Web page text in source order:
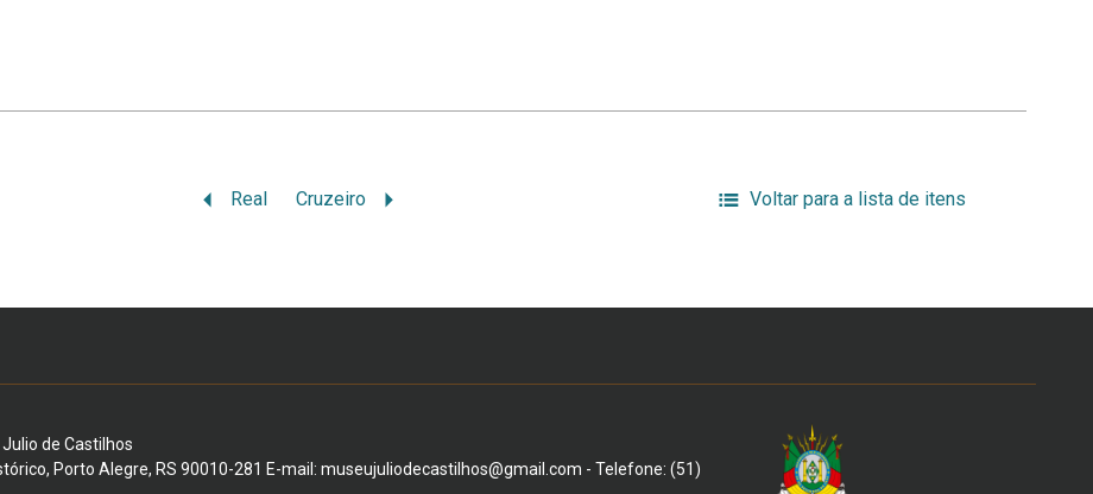
Real Cruzeiro Voltar para a lista de itens
de Castilhos
Porto Alegre, RS 90010-281 E-mail: museujuliodecastilhos@gmail.com - Telefone: (51)